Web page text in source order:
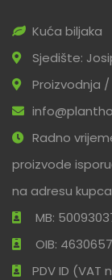
Kuća biljaka
Sjedište:
Proizvodnja /
Radno
proizvode
na adresu
MB:
OIB:
PDV ID (VAT